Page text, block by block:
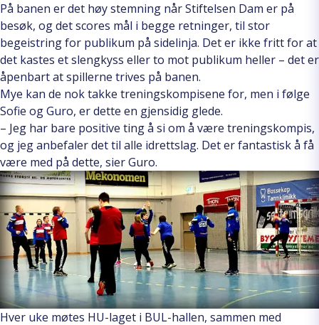
På banen er det høy stemning når Stiftelsen Dam er på
besøk, og det scores mål i begge retninger, til stor
begeistring for publikum på sidelinja. Det er ikke fritt for at
det kastes et slengkyss eller to mot publikum heller – det er
åpenbart at spillerne trives på banen.
Mye kan de nok takke treningskompisene for, men i følge
Sofie og Guro, er dette en gjensidig glede.
– Jeg har bare positive ting å si om å være treningskompis,
og jeg anbefaler det til alle idrettslag. Det er fantastisk å få
være med på dette, sier Guro.
Hver uke møtes HU-laget i BUL-hallen, sammen med